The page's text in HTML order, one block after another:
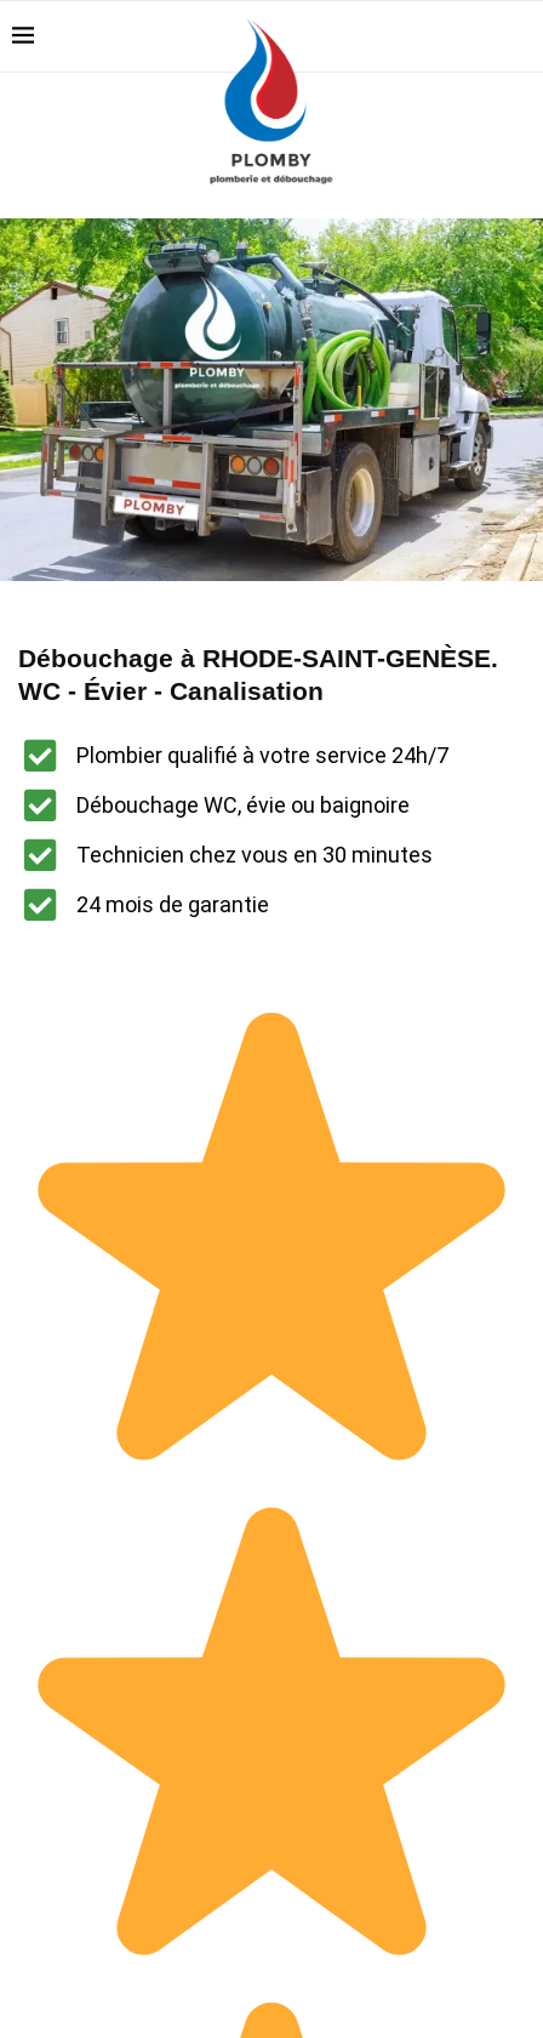
Débouchage à RHODE-SAINT-GENÈSE.
WC - Évier - Canalisation
Plombier qualifié à votre service 24h/7
Débouchage WC, évie ou baignoire
Technicien chez vous en 30 minutes
24 mois de garantie